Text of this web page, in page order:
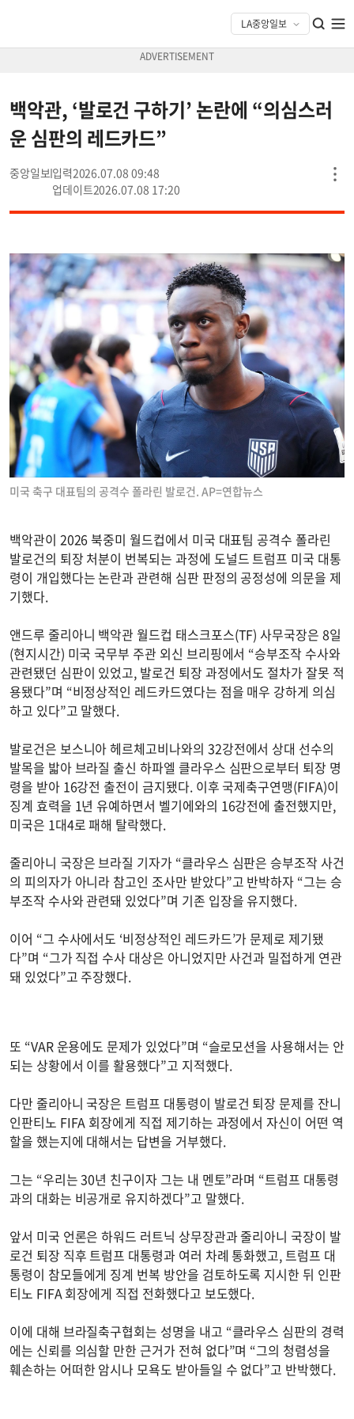
백악관, ‘발로건 구하기’ 논란에 “의심스러
운 심판의 레드카드”
중앙일보
2026.07.08 09:48
2026.07.08 17:20
미국 축구 대표팀의 공격수 폴라린 발로건. AP=연합뉴스
백악관이 2026 북중미 월드컵에서 미국 대표팀 공격수 폴라린
발로건의 퇴장 처분이 번복되는 과정에 도널드 트럼프 미국 대통
령이 개입했다는 논란과 관련해 심판 판정의 공정성에 의문을 제
기했다.
앤드루 줄리아니 백악관 월드컵 태스크포스(TF) 사무국장은 8일
(현지시간) 미국 국무부 주관 외신 브리핑에서 “승부조작 수사와
관련됐던 심판이 있었고, 발로건 퇴장 과정에서도 절차가 잘못 적
용됐다”며 “비정상적인 레드카드였다는 점을 매우 강하게 의심
하고 있다”고 말했다.
발로건은 보스니아 헤르체고비나와의 32강전에서 상대 선수의
발목을 밟아 브라질 출신 하파엘 클라우스 심판으로부터 퇴장 명
령을 받아 16강전 출전이 금지됐다. 이후 국제축구연맹(FIFA)이
징계 효력을 1년 유예하면서 벨기에와의 16강전에 출전했지만,
미국은 1대4로 패해 탈락했다.
줄리아니 국장은 브라질 기자가 “클라우스 심판은 승부조작 사건
의 피의자가 아니라 참고인 조사만 받았다”고 반박하자 “그는 승
부조작 수사와 관련돼 있었다”며 기존 입장을 유지했다.
이어 “그 수사에서도 ‘비정상적인 레드카드’가 문제로 제기됐
다”며 “그가 직접 수사 대상은 아니었지만 사건과 밀접하게 연관
돼 있었다”고 주장했다.
또 “VAR 운용에도 문제가 있었다”며 “슬로모션을 사용해서는 안
되는 상황에서 이를 활용했다”고 지적했다.
다만 줄리아니 국장은 트럼프 대통령이 발로건 퇴장 문제를 잔니
인판티노 FIFA 회장에게 직접 제기하는 과정에서 자신이 어떤 역
할을 했는지에 대해서는 답변을 거부했다.
그는 “우리는 30년 친구이자 그는 내 멘토”라며 “트럼프 대통령
과의 대화는 비공개로 유지하겠다”고 말했다.
앞서 미국 언론은 하워드 러트닉 상무장관과 줄리아니 국장이 발
로건 퇴장 직후 트럼프 대통령과 여러 차례 통화했고, 트럼프 대
통령이 참모들에게 징계 번복 방안을 검토하도록 지시한 뒤 인판
티노 FIFA 회장에게 직접 전화했다고 보도했다.
이에 대해 브라질축구협회는 성명을 내고 “클라우스 심판의 경력
에는 신뢰를 의심할 만한 근거가 전혀 없다”며 “그의 청렴성을
훼손하는 어떠한 암시나 모욕도 받아들일 수 없다”고 반박했다.